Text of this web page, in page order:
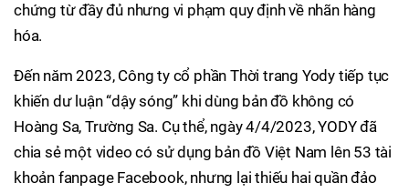
chứng từ đầy đủ nhưng vi phạm quy định về nhãn hàng
hóa.
Đến năm 2023, Công ty cổ phần Thời trang Yody tiếp tục
khiến dư luận “dậy sóng” khi dùng bản đồ không có
Hoàng Sa, Trường Sa. Cụ thể, ngày 4/4/2023, YODY đã
chia sẻ một video có sử dụng bản đồ Việt Nam lên 53 tài
khoản fanpage Facebook, nhưng lại thiếu hai quần đảo